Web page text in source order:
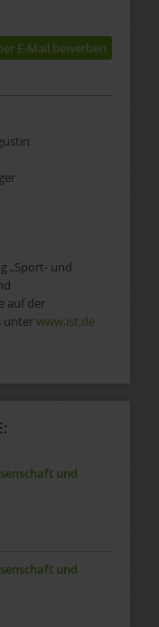
E-Mail bewerben
„Sport- und
auf der
unterwww.ist.de
und
und